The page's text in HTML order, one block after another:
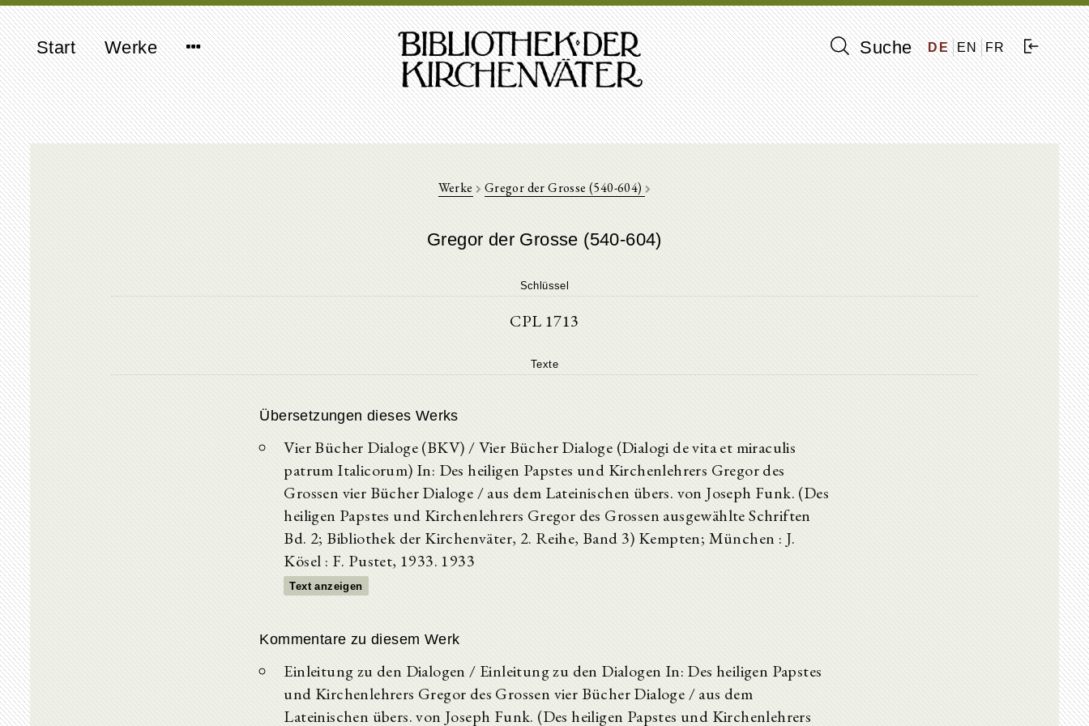
Start Werke Suche DE EN FR
Werke Gregor der Grosse (540-604)
Gregor der Grosse (540-604)
Schlüssel
CPL 1713
Texte
Übersetzungen dieses Werks
Vier Bücher Dialoge (BKV) / Vier Bücher Dialoge (Dialogi de vita et miraculis
patrum Italicorum) In: Des heiligen Papstes und Kirchenlehrers Gregor des
Grossen vier Bücher Dialoge / aus dem Lateinischen übers. von Joseph Funk. (Des
heiligen Papstes und Kirchenlehrers Gregor des Grossen ausgewählte Schriften
Bd. 2; Bibliothek der Kirchenväter, 2. Reihe, Band 3) Kempten; München : J.
Kösel : F. Pustet, 1933. 1933
Text anzeigen
Kommentare zu diesem Werk
Einleitung zu den Dialogen / Einleitung zu den Dialogen In: Des heiligen Papstes
und Kirchenlehrers Gregor des Grossen vier Bücher Dialoge / aus dem
Lateinischen übers. von Joseph Funk. (Des heiligen Papstes und Kirchenlehrers